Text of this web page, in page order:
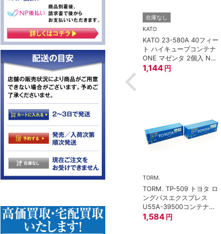
車間短縮ナ
ラー灰 (ボギー
TOMIX (トミックス)
トミックス JS21 集電シ
ュー
297円
貨車 ＪＲ東日
プ 8両セット
在庫なし
KATO
KATO 23-580A 40フィー
ト ハイキューブコンテナ
ONE マゼンタ 2個入 Nゲ
ージ
1,144 円
TORM.
TORM. TP-509 トヨタ ロ
ングパスエクスプレス
U55A-39500コンテナ②
2個入
1,584 円